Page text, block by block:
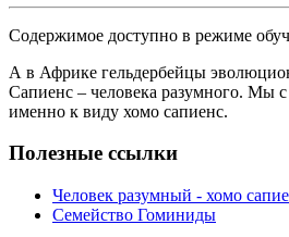
Содержимое доступно в режиме
А в Африке гельдербейцы
Сапиенс – человека разумного. Мы
именно к виду хомо сапиенс.
Полезные ссылки
Человек разумный - хомо
Семейство Гоминиды